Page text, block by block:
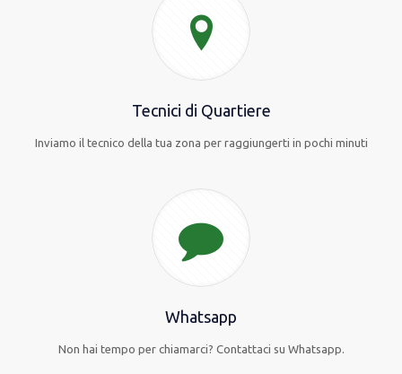
Tecnici di Quartiere
Inviamo il tecnico della tua zona per raggiungerti in pochi minuti
Whatsapp
Non hai tempo per chiamarci? Contattaci su Whatsapp.